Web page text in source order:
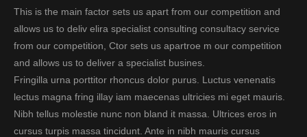
This is the main factor sets us apart from our competition and
allows us to deliv elira specialist consulting consultacy service
from our competition, Ctor sets us apartroe m our competition
and allows us to deliver a specialist busines.
Fringilla urna porttitor rhoncus dolor purus. Luctus venenatis
lectus magna fring illay iam maecenas ultricies mi eget mauris.
Nibh tellus molestie nunc non bland it massa. Ultrices eros in
cursus turpis massa tincidunt. Ante in nibh mauris cursus